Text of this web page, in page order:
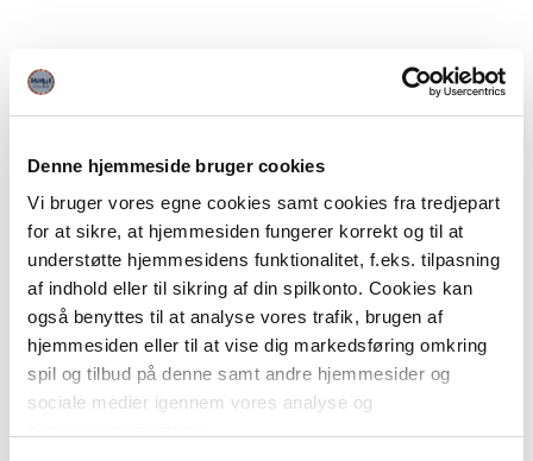
Denne hjemmeside bruger cookies
Vi bruger vores egne cookies samt cookies fra tredjepart
for at sikre, at hjemmesiden fungerer korrekt og til at
understøtte hjemmesidens funktionalitet, f.eks. tilpasning
af indhold eller til sikring af din spilkonto. Cookies kan
også benyttes til at analyse vores trafik, brugen af
hjemmesiden eller til at vise dig markedsføring omkring
spil og tilbud på denne samt andre hjemmesider og
sociale medier igennem vores analyse og